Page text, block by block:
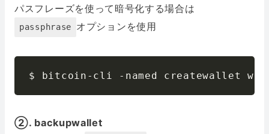
パスフレーズを使って暗号化する場合は
passphrase オプションを使用
$ bitcoin-cli -named createwallet
②. backupwallet